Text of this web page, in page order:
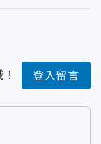
登入留言